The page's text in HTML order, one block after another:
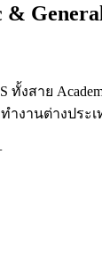
&
งสาย
ำงานต่างประเ